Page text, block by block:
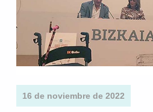
16 de noviembre de 2022